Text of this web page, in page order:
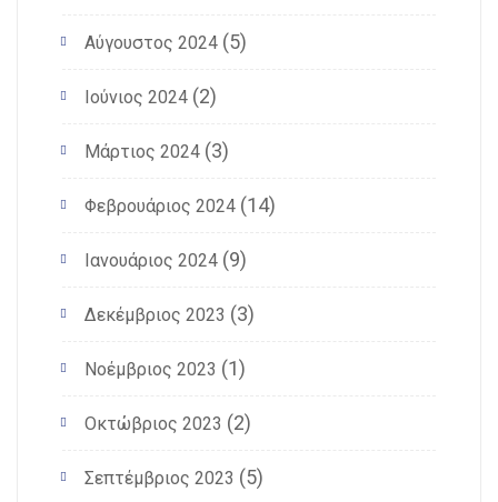
Αύγουστος 2024 (5)
Ιούνιος 2024 (2)
Μάρτιος 2024 (3)
Φεβρουάριος 2024 (14)
Ιανουάριος 2024 (9)
Δεκέμβριος 2023 (3)
Νοέμβριος 2023 (1)
Οκτώβριος 2023 (2)
Σεπτέμβριος 2023 (5)